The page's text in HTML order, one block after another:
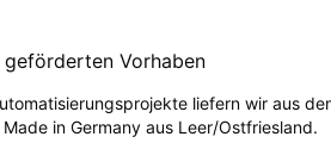
Vorhaben
liefern wir aus
in Germany aus Leer/Ostfriesland.